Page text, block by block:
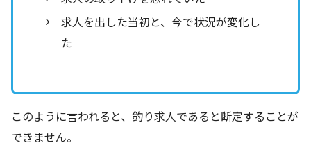
求人を出した当初と、今で状況が変化し
た
このように言われると、釣り求人であると断定することが
できません。